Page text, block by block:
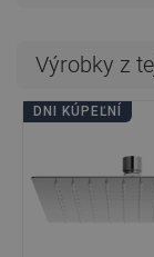
Výrobky z
DNI KÚPEĽNÍ